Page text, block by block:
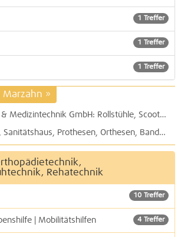
1 Treffer
1 Treffer
1 Treffer
»
MEDIVITALIS Reha & Medizintechnik GmbH: Rollstühle, Scooter, Elektromobile, Patientenlifter, Absauggeräte, Pflegemittel und vieles mehr
Orthopädietechnik, Sanitätshaus, Prothesen, Orthesen, Bandagen, Einlagen, Alltagshilfen, Seniorenhilfen,
Rehatechnik
10 Treffer
4 Treffer
| Mobilitätshilfen